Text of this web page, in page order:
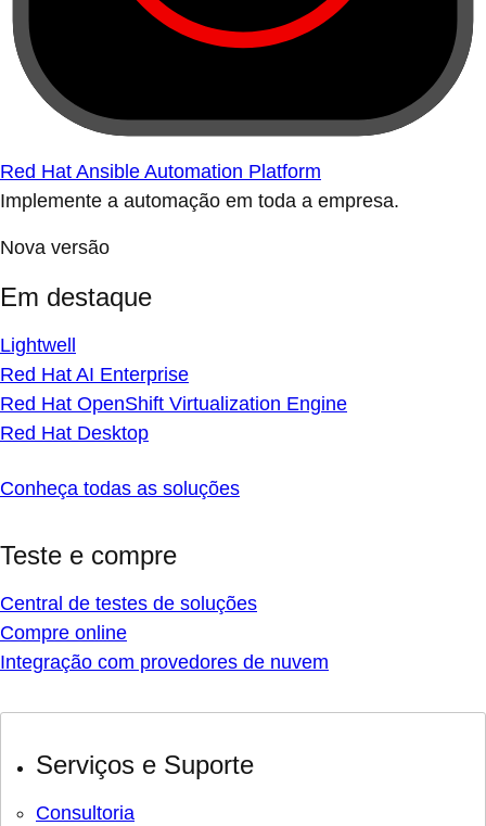
Red Hat Ansible Automation Platform
Implemente a automação em toda a empresa.
Nova versão
Em destaque
Lightwell
Red Hat AI Enterprise
Red Hat OpenShift Virtualization Engine
Red Hat Desktop
Conheça todas as soluções
Teste e compre
Central de testes de soluções
Compre online
Integração com provedores de nuvem
Serviços e Suporte
Consultoria